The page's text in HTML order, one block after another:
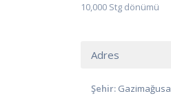
10,000 Stg dönümü
Adres
Şehir: Gazimağusa